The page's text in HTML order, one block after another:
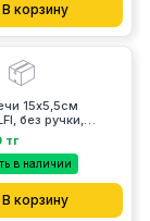
В корзину
📦
15х5,5см
без ручки,
258/3LC
тг
в наличии
В корзину